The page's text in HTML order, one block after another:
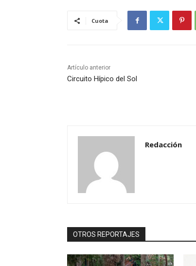
Cuota
Artículo anterior
Circuito Hípico del Sol
Redacción
OTROS REPORTAJES